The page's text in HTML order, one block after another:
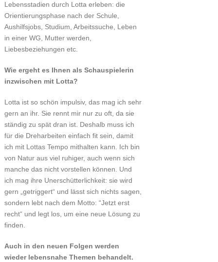
Lebensstadien durch Lotta erleben: die
Orientierungsphase nach der Schule,
Aushilfsjobs, Studium, Arbeitssuche, Leben
in einer WG, Mutter werden,
Liebesbeziehungen etc.
Wie ergeht es Ihnen als Schauspielerin
inzwischen mit Lotta?
Lotta ist so schön impulsiv, das mag ich sehr
gern an ihr. Sie rennt mir nur zu oft, da sie
ständig zu spät dran ist. Deshalb muss ich
für die Dreharbeiten einfach fit sein, damit
ich mit Lottas Tempo mithalten kann. Ich bin
von Natur aus viel ruhiger, auch wenn sich
manche das nicht vorstellen können. Und
ich mag ihre Unerschütterlichkeit: sie wird
gern „getriggert“ und lässt sich nichts sagen,
sondern lebt nach dem Motto: “Jetzt erst
recht“ und legt los, um eine neue Lösung zu
finden.
Auch in den neuen Folgen werden
wieder lebensnahe Themen behandelt.